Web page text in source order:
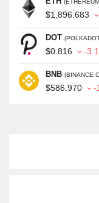
$1,896.683
DOT
$0.816 -
BNB (BINANCE
$586.970 -